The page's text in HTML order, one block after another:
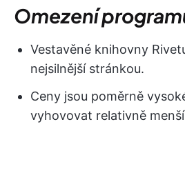
Omezení
Vestavěné knihovny
nejsilnější stránkou.
Ceny jsou poměrně
vyhovovat relativně